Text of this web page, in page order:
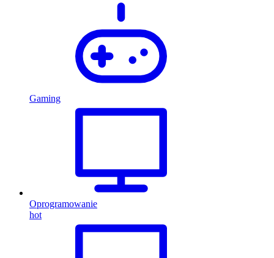
Gaming
Oprogramowanie
hot